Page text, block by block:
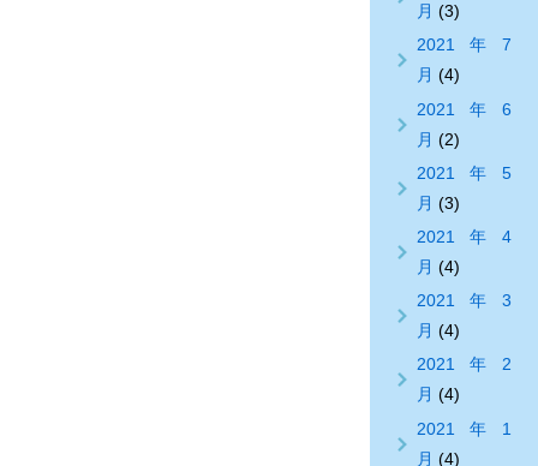
月 (3)
2021年7
月 (4)
2021年6
月 (2)
2021年5
月 (3)
2021年4
月 (4)
2021年3
月 (4)
2021年2
月 (4)
2021年1
月 (4)